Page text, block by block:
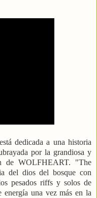
está dedicada a una historia
por la grandiosa y
de WOLFHEART. "The
del dios del bosque con
pesados riffs y solos de
energía una vez más en la